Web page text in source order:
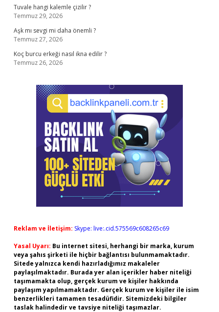
Tuvale hangi kalemle çizilir ?
Temmuz 29, 2026
Aşk mı sevgi mi daha önemli ?
Temmuz 27, 2026
Koç burcu erkeği nasıl ikna edilir ?
Temmuz 26, 2026
Reklam ve İletişim: Skype: live:.cid.575569c608265c69
Yasal Uyarı: Bu internet sitesi, herhangi bir marka, kurum
veya şahıs şirketi ile hiçbir bağlantısı bulunmamaktadır.
Sitede yalnızca kendi hazırladığımız makaleler
paylaşılmaktadır. Burada yer alan içerikler haber niteliği
taşımamakta olup, gerçek kurum ve kişiler hakkında
paylaşım yapılmamaktadır. Gerçek kurum ve kişiler ile isim
benzerlikleri tamamen tesadüfidir. Sitemizdeki bilgiler
taslak halindedir ve tavsiye niteliği taşımazlar.